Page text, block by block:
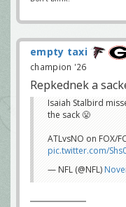
empty taxi
champion '26
Repkednek a
Isaiah Stalbird
the sack 😤
ATLvsNO on FOX/
pic.twitter.com/
— NFL (@NFL)